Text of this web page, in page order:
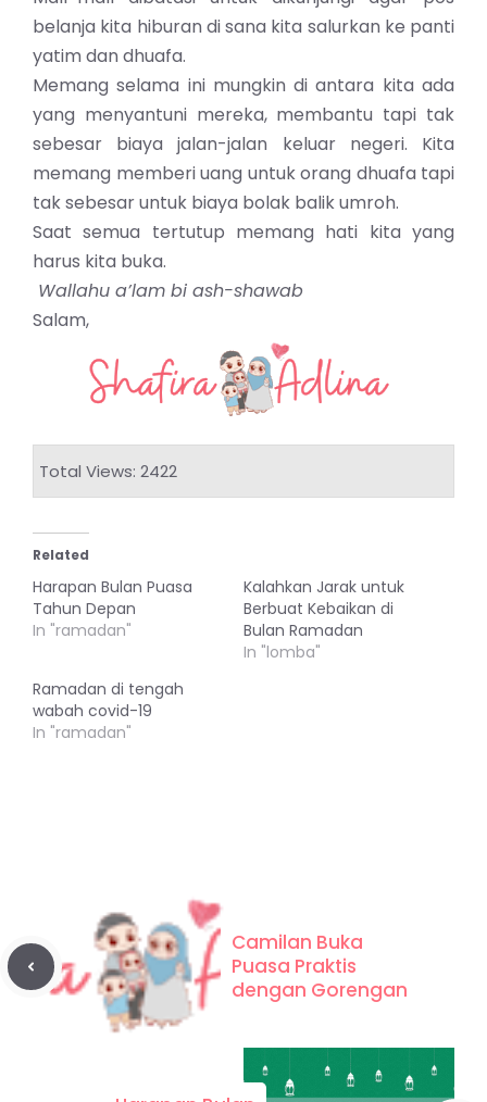
belanja kita hiburan di sana kita salurkan ke panti
yatim dan dhuafa.
Memang selama ini mungkin di antara kita ada
yang menyantuni mereka, membantu tapi tak
sebesar biaya jalan-jalan keluar negeri. Kita
memang memberi uang untuk orang dhuafa tapi
tak sebesar untuk biaya bolak balik umroh.
Saat semua tertutup memang hati kita yang
harus kita buka.
Wallahu a’lam bi ash-shawab
Salam,
Total Views: 2422
Related
Harapan Bulan Puasa
Tahun Depan
In "ramadan"
Kalahkan Jarak untuk
Berbuat Kebaikan di
Bulan Ramadan
In "lomba"
Ramadan di tengah
wabah covid-19
In "ramadan"
Camilan Buka
Puasa Praktis
dengan Gorengan